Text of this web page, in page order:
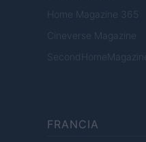
Home Magazine 365
Cineverse Magazine
SecondHomeMagazine
FRANCIA